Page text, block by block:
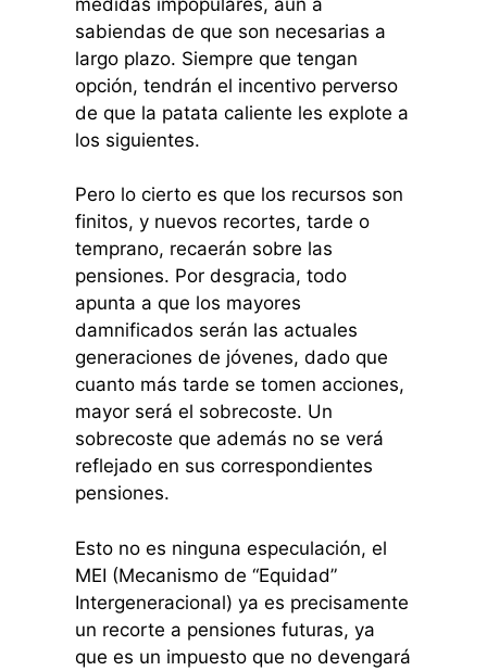
sabiendas de que son necesarias a
largo plazo. Siempre que tengan
opción, tendrán el incentivo perverso
de que la patata caliente les explote a
los siguientes.
Pero lo cierto es que los recursos son
finitos, y nuevos recortes, tarde o
temprano, recaerán sobre las
pensiones. Por desgracia, todo
apunta a que los mayores
damnificados serán las actuales
generaciones de jóvenes, dado que
cuanto más tarde se tomen acciones,
mayor será el sobrecoste. Un
sobrecoste que además no se verá
reflejado en sus correspondientes
pensiones.
Esto no es ninguna especulación, el
MEI (Mecanismo de “Equidad”
Intergeneracional) ya es precisamente
un recorte a pensiones futuras, ya
que es un impuesto que no devengará